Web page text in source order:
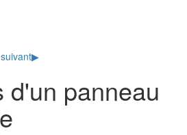
▶
d'un panneau